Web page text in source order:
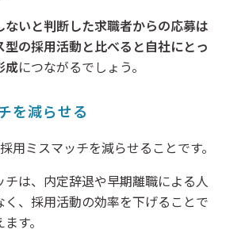
ないと判断した求職者からの応募は
の採用活動と比べると自社にとっ
成につながるでしょう。
を減らせる
用ミスマッチを減らせることです。
は、内定辞退や早期離職による人
、採用活動の効率を下げることで
す。